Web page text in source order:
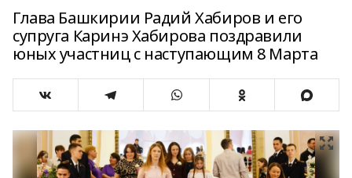
Глава Башкирии Радий Хабиров и его
супруга Каринэ Хабирова поздравили
юных участниц с наступающим 8 Марта